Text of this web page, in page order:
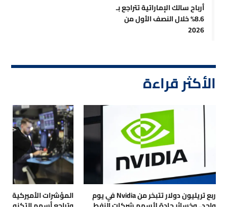
أرباح سالك الإماراتية تتراجع بـ
8.6% خلال النصف الأول من
2026
الأكثر قراءة
ربع تريليون دولار تتبخر من Nvidia في يوم المؤشرات الأميركية